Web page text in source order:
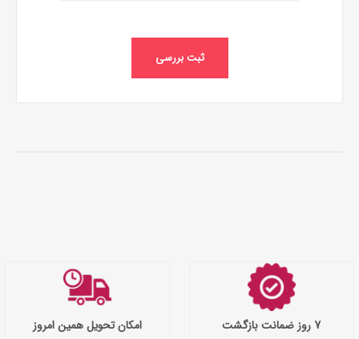
ثبت بررسی
7 روز ضمانت بازگشت
امکان تحویل همین امروز